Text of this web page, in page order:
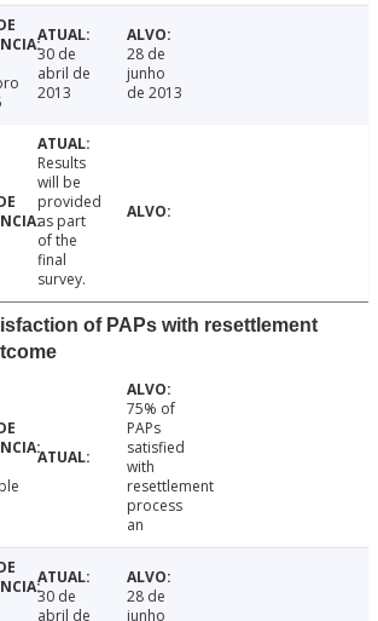
30 de
abril de
2013
28 de
junho
de 2013
Results
will be
provided
as part
of the
final
survey.
of PAPs with resettlement
75% of
PAPs
satisfied
with
resettlement
process
an
30 de
abril de
28 de
junho